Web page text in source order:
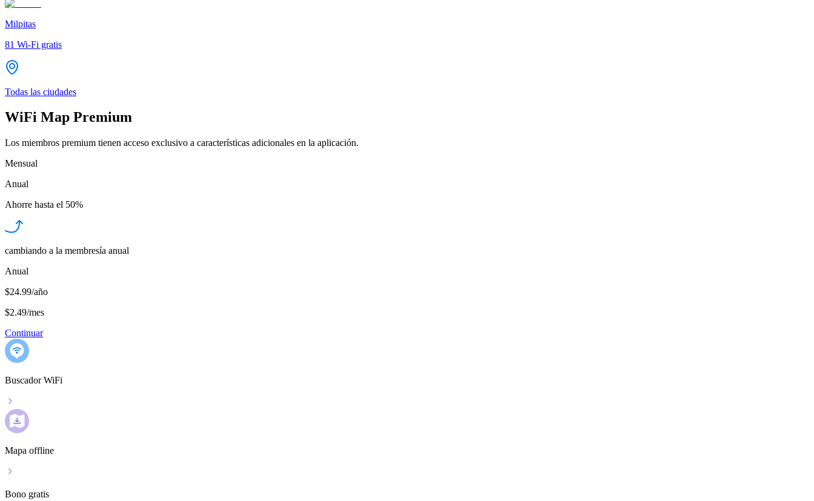
Milpitas
81 Wi-Fi gratis
Todas las ciudades
WiFi Map Premium
Los miembros premium tienen acceso exclusivo a características adicionales en la aplicación.
Mensual
Anual
Ahorre hasta el 50%
cambiando a la membresía anual
Anual
$24.99/año
$2.49/mes
Continuar
Buscador WiFi
Mapa offline
Bono gratis